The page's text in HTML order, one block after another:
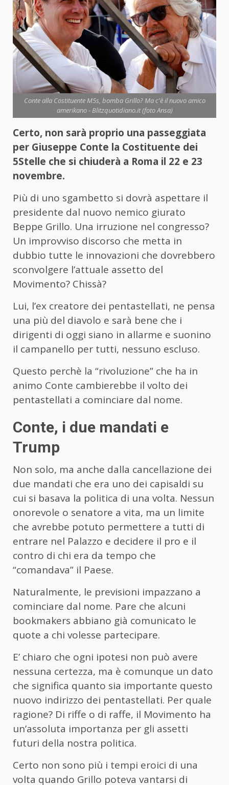
Conte alla Costituente M5s, bomba Grillo? Ma c'è il nuovo amico
amerikano - Blitzquotidiano.it (foto Ansa)
Certo, non sarà proprio una passeggiata
per Giuseppe Conte la Costituente dei
5Stelle che si chiuderà a Roma il 22 e 23
novembre.
Più di uno sgambetto si dovrà aspettare il
presidente dal nuovo nemico giurato
Beppe Grillo. Una irruzione nel congresso?
Un improvviso discorso che metta in
dubbio tutte le innovazioni che dovrebbero
sconvolgere l’attuale assetto del
Movimento? Chissà?
Lui, l’ex creatore dei pentastellati, ne pensa
una più del diavolo e sarà bene che i
dirigenti di oggi siano in allarme e suonino
il campanello per tutti, nessuno escluso.
Questo perchè la “rivoluzione” che ha in
animo Conte cambierebbe il volto dei
pentastellati a cominciare dal nome.
Conte, i due mandati e
Trump
Non solo, ma anche dalla cancellazione dei
due mandati che era uno dei capisaldi su
cui si basava la politica di una volta. Nessun
onorevole o senatore a vita, ma un limite
che avrebbe potuto permettere a tutti di
entrare nel Palazzo e decidere il pro e il
contro di chi era da tempo che
“comandava” il Paese.
Naturalmente, le previsioni impazzano a
cominciare dal nome. Pare che alcuni
bookmakers abbiano già comunicato le
quote a chi volesse partecipare.
E’ chiaro che ogni ipotesi non può avere
nessuna certezza, ma è comunque un dato
che significa quanto sia importante questo
nuovo indirizzo dei pentastellati. Per quale
ragione? Di riffe o di raffe, il Movimento ha
un’assoluta importanza per gli assetti
futuri della nostra politica.
Certo non sono più i tempi eroici di una
volta quando Grillo poteva vantarsi di